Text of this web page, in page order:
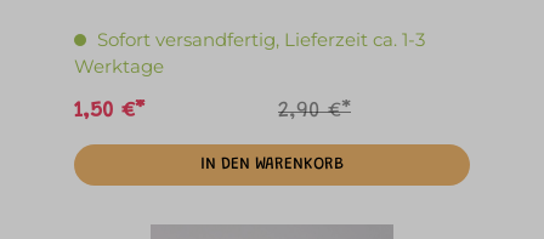
Sofort versandfertig, Lieferzeit ca. 1-3
Werktage
1,50 €* 2,90 €*
IN DEN WARENKORB